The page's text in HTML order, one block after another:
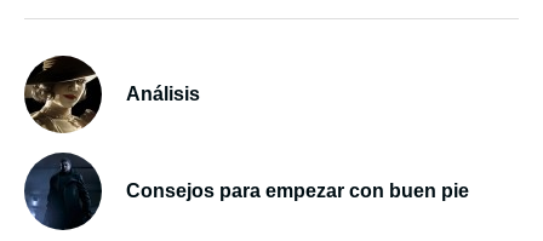
Análisis
Consejos para empezar con buen pie